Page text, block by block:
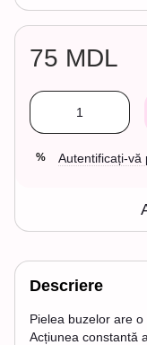
75 MDL
% Autentificați-vă
Descriere
Pielea buzelor are
Acțiunea constantă